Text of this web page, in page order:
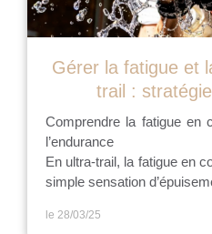
Gérer la fatigue et
trail :
Comprendre la fatigue en
l’endurance
En ultra-trail, la fatigue en
simple sensation
le 28/03/25